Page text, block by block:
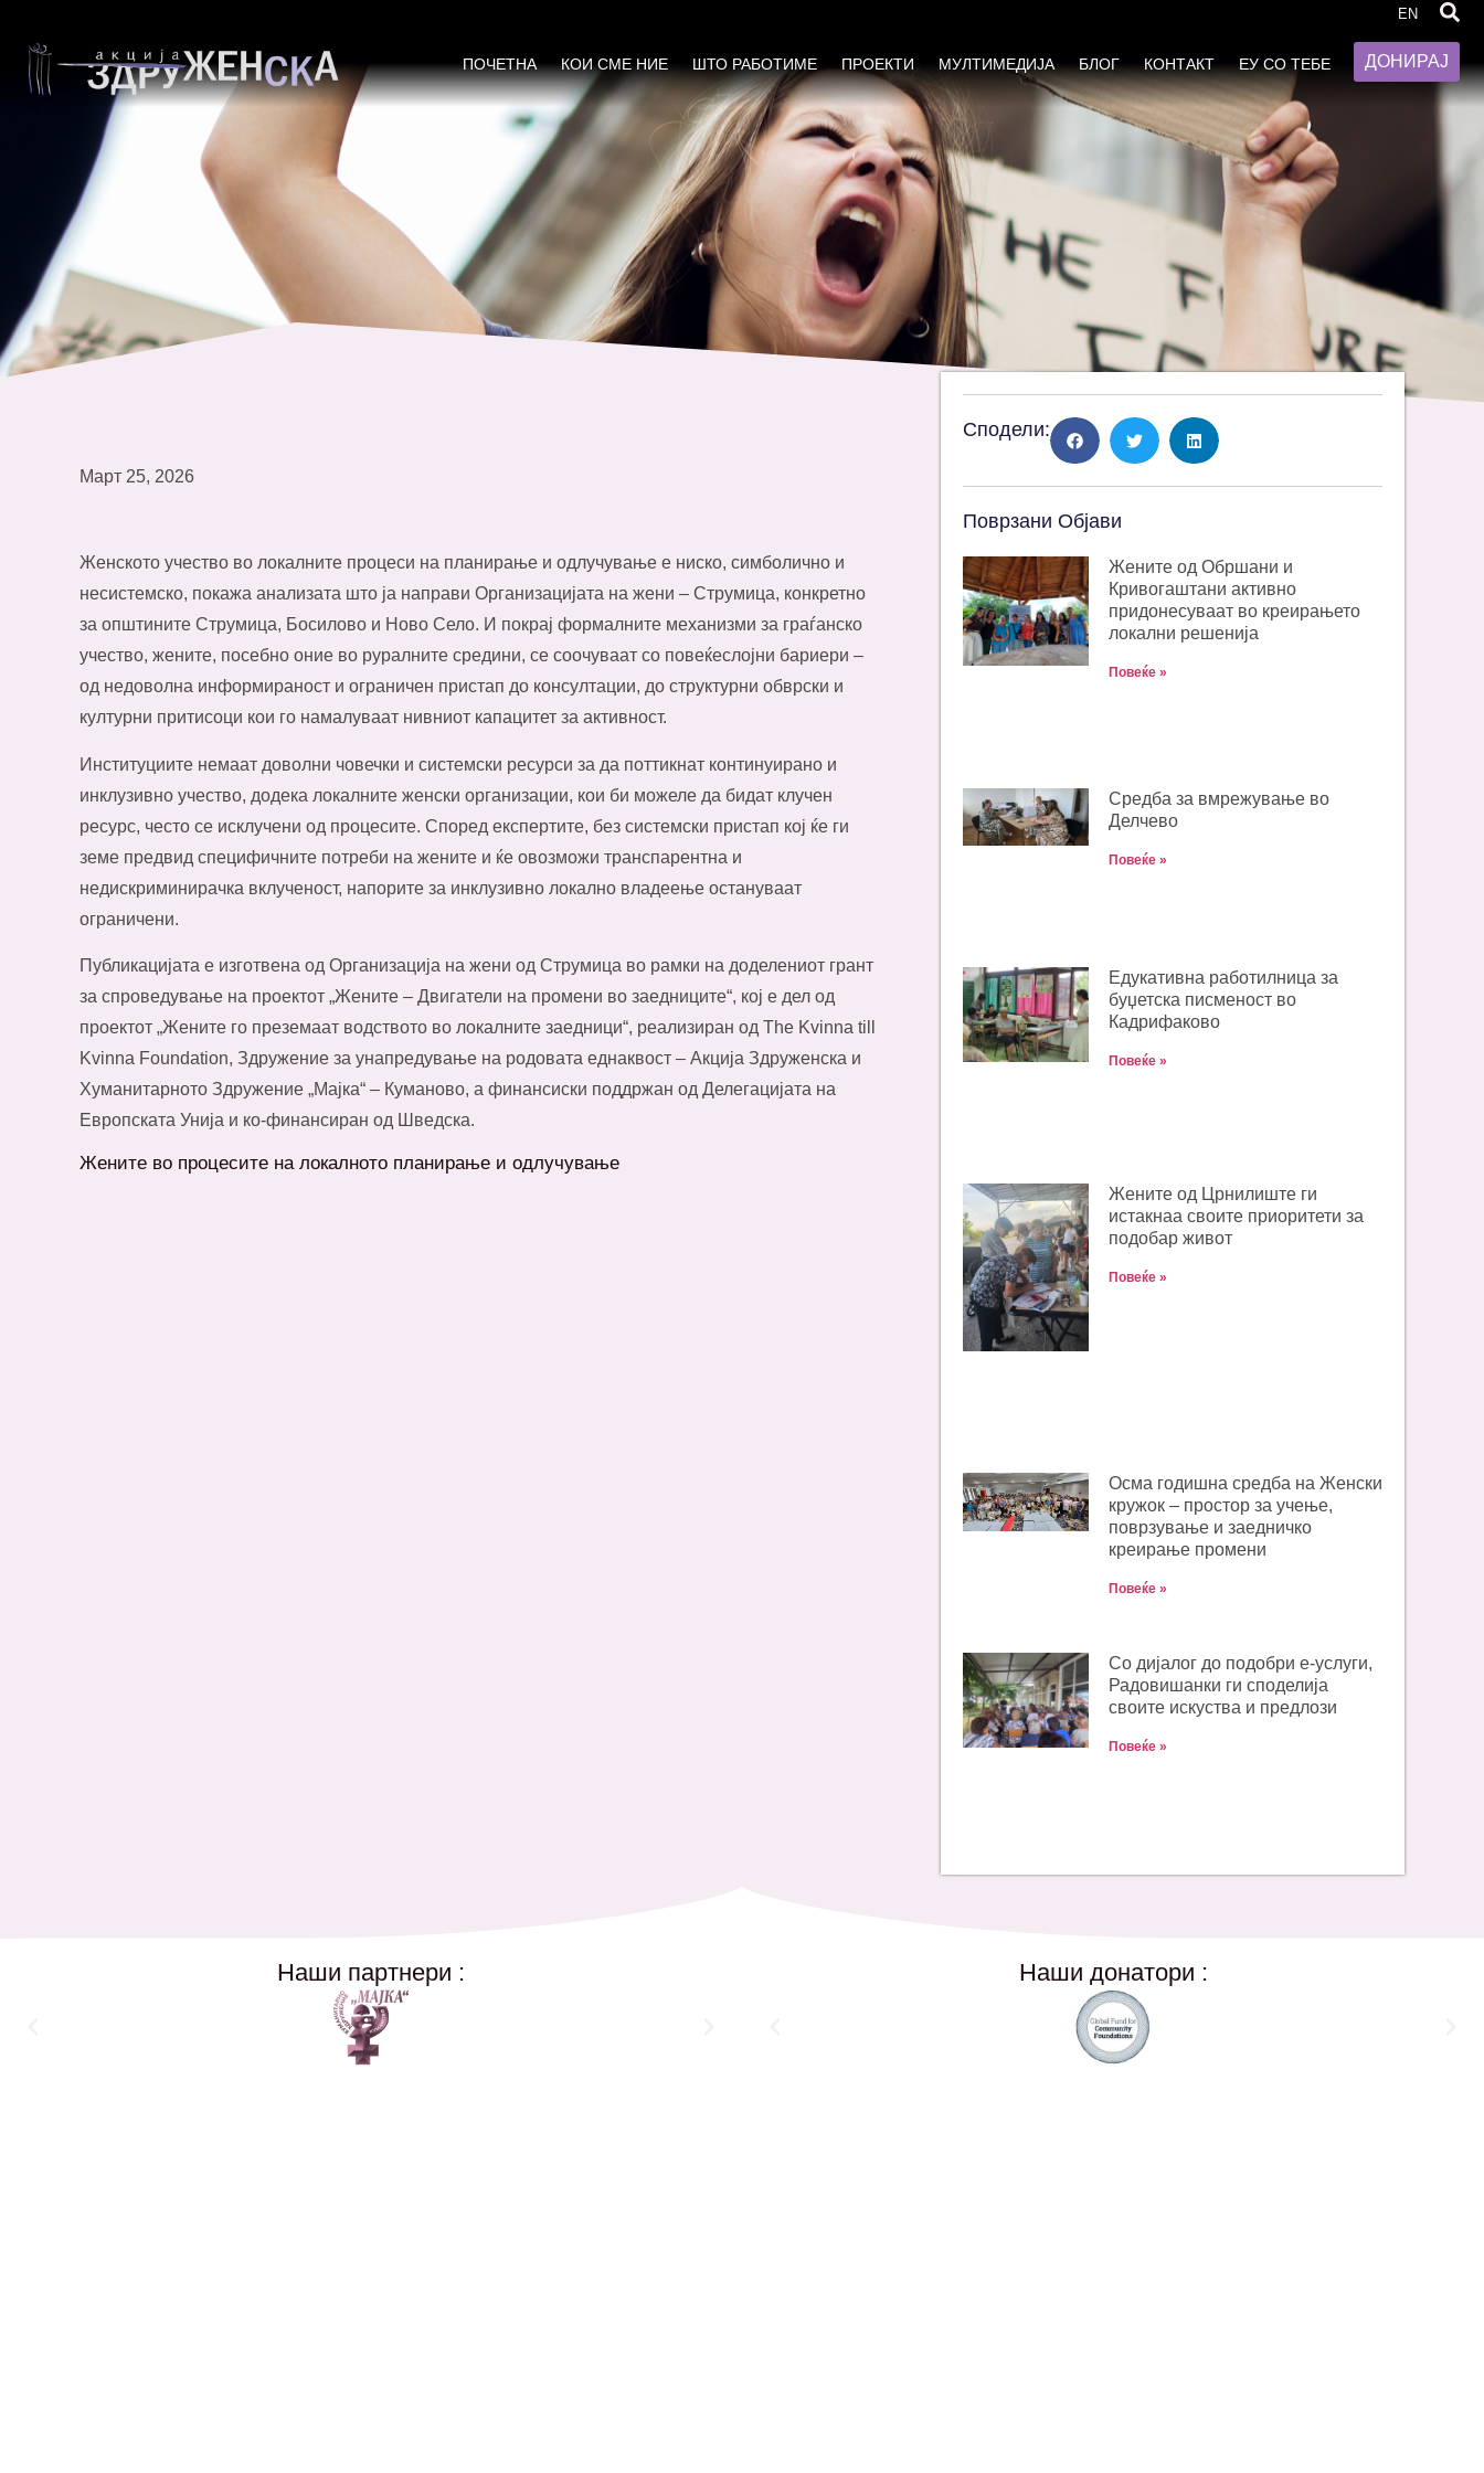
EN
ПОЧЕТНА КОИ СМЕ НИЕ ШТО РАБОТИМЕ ПРОЕКТИ МУЛТИМЕДИЈА БЛОГ КОНТАКТ ЕУ СО ТЕБЕ ДОНИРАЈ
Март 25, 2026
Женското учество во локалните процеси на планирање и одлучување е ниско, симболично и
несистемско, покажа анализата што ја направи Организацијата на жени – Струмица, конкретно
за општините Струмица, Босилово и Ново Село. И покрај формалните механизми за граѓанско
учество, жените, посебно оние во руралните средини, се соочуваат со повеќеслојни бариери –
од недоволна информираност и ограничен пристап до консултации, до структурни обврски и
културни притисоци кои го намалуваат нивниот капацитет за активност.
Институциите немаат доволни човечки и системски ресурси за да поттикнат континуирано и
инклузивно учество, додека локалните женски организации, кои би можеле да бидат клучен
ресурс, често се исклучени од процесите. Според експертите, без системски пристап кој ќе ги
земе предвид специфичните потреби на жените и ќе овозможи транспарентна и
недискриминирачка вклученост, напорите за инклузивно локално владеење остануваат
ограничени.
Публикацијата е изготвена од Организација на жени од Струмица во рамки на доделениот грант
за спроведување на проектот „Жените – Двигатели на промени во заедниците“, кој е дел од
проектот „Жените го преземаат водството во локалните заедници“, реализиран од The Kvinna till
Kvinna Foundation, Здружение за унапредување на родовата еднаквост – Акција Здруженска и
Хуманитарното Здружение „Мајка“ – Куманово, а финансиски поддржан од Делегацијата на
Европската Унија и ко-финансиран од Шведска.
Жените во процесите на локалното планирање и одлучување
Сподели:
Поврзани Објави
Жените од Обршани и
Кривогаштани активно
придонесуваат во креирањето
локални решенија
Повеќе »
Средба за вмрежување во
Делчево
Повеќе »
Едукативна работилница за
буџетска писменост во
Кадрифаково
Повеќе »
Жените од Црнилиште ги
истакнаа своите приоритети за
подобар живот
Повеќе »
Oсма годишна средба на Женски
кружок – простор за учење,
поврзување и заедничко
креирање промени
Повеќе »
Со дијалог до подобри е-услуги,
Радовишанки ги споделија
своите искуства и предлози
Повеќе »
Наши партнери : Наши донатори :